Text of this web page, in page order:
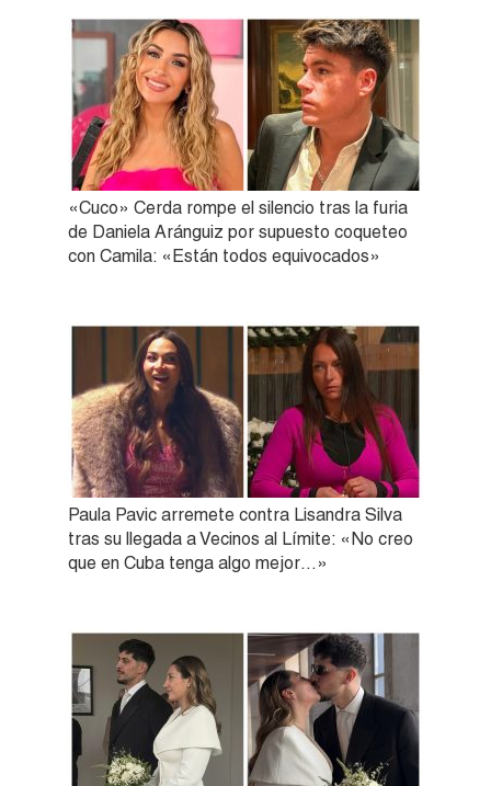
«Cuco» Cerda rompe el silencio tras la furia
de Daniela Aránguiz por supuesto coqueteo
con Camila: «Están todos equivocados»
Paula Pavic arremete contra Lisandra Silva
tras su llegada a Vecinos al Límite: «No creo
que en Cuba tenga algo mejor…»